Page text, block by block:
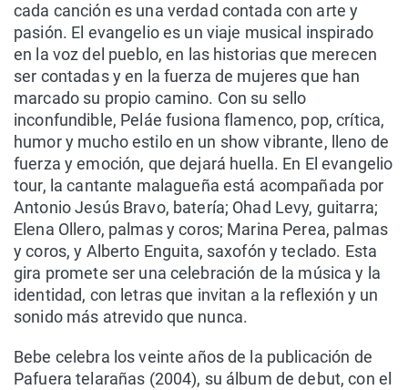
cada canción es una verdad contada con arte y
pasión. El evangelio es un viaje musical inspirado
en la voz del pueblo, en las historias que merecen
ser contadas y en la fuerza de mujeres que han
marcado su propio camino. Con su sello
inconfundible, Peláe fusiona flamenco, pop, crítica,
humor y mucho estilo en un show vibrante, lleno de
fuerza y emoción, que dejará huella. En El evangelio
tour, la cantante malagueña está acompañada por
Antonio Jesús Bravo, batería; Ohad Levy, guitarra;
Elena Ollero, palmas y coros; Marina Perea, palmas
y coros, y Alberto Enguita, saxofón y teclado. Esta
gira promete ser una celebración de la música y la
identidad, con letras que invitan a la reflexión y un
sonido más atrevido que nunca.
Bebe celebra los veinte años de la publicación de
Pafuera telarañas (2004), su álbum de debut, con el